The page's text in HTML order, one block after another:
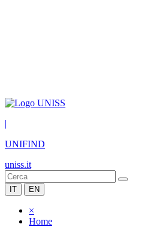
|
UNIFIND
uniss.it
IT EN
×
Home